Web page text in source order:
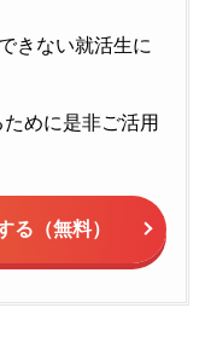
きない就活生に
めに是非ご活用
る（無料）